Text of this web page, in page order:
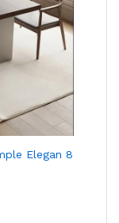
Elegan 8